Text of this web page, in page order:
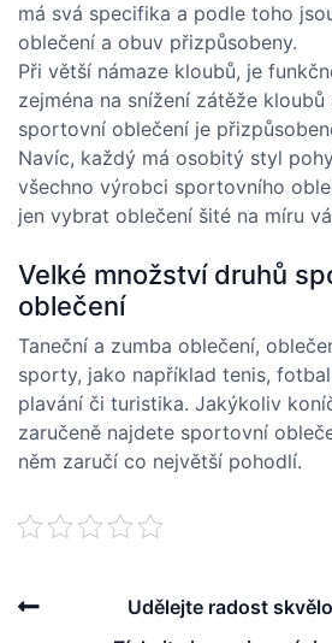
má svá specifika a podle toho
oblečení a obuv přizpůsobeny.
Při větší námaze kloubů, je
zejména na snížení zátěže
sportovní oblečení je
Navíc, každý má osobitý styl
všechno výrobci sportovního
jen vybrat oblečení šité na míru
Velké množství druhů
oblečení
Taneční a zumba oblečení,
sporty, jako například tenis,
plavání či turistika. Jakýkoliv
zaručeně najdete sportovní
něm zaručí co největší pohodlí.
Post
Previous
Udělejte radost